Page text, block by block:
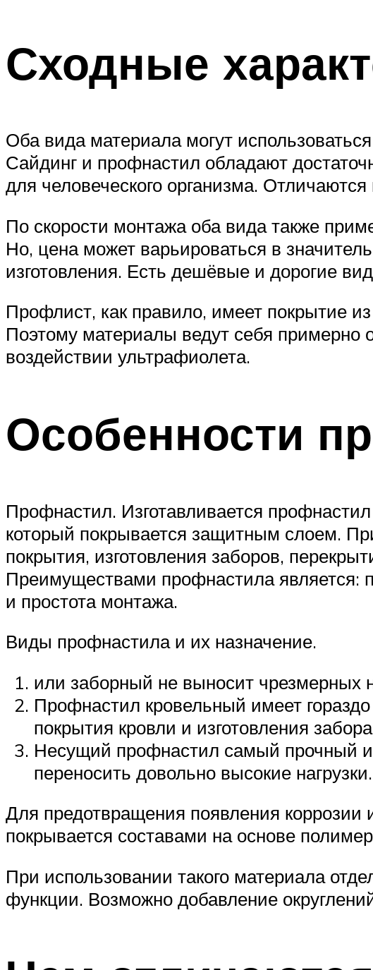
Сходные
Оба вида материала могут
Сайдинг и профнастил обладают
для человеческого организма.
По скорости монтажа оба вида также
Но, цена может варьироваться в
изготовления. Есть дешёвые и дорогие
Профлист, как правило, имеет покрытие
Поэтому материалы ведут себя примерно
воздействии ультрафиолета.
Особенности
Профнастил. Изготавливается
который покрывается защитным слоем.
покрытия, изготовления заборов,
Преимуществами профнастила является:
и простота монтажа.
Виды профнастила и их назначение.
или заборный не выносит чрезмерных
Профнастил кровельный имеет
покрытия кровли и изготовления
Несущий профнастил самый прочный
переносить довольно высокие нагрузки.
Для предотвращения появления
покрывается составами на основе
При использовании такого материала
функции. Возможно добавление